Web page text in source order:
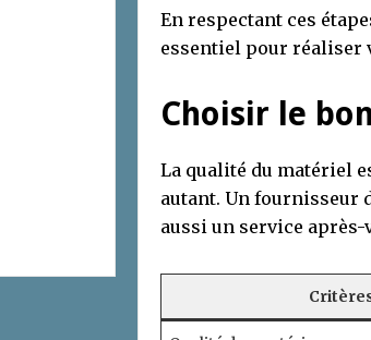
En respectant ces
essentiel pour réaliser
Choisir le
La qualité du matériel
autant. Un fournisseur
aussi un service après-